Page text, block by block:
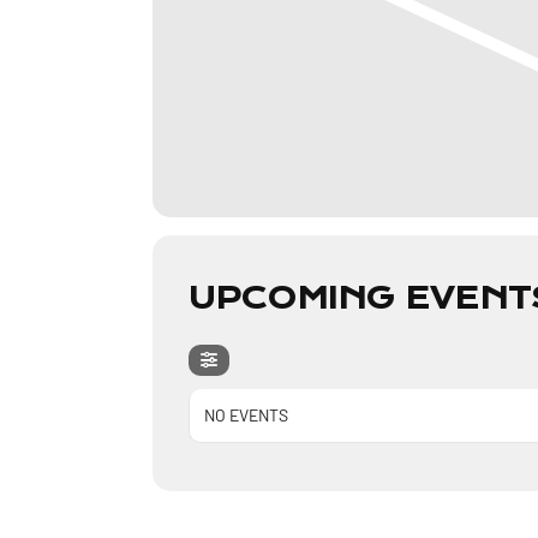
UPCOMING
NO EVENTS